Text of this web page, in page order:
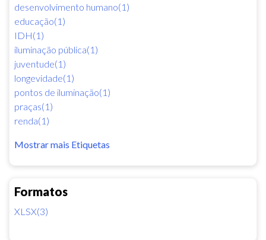
desenvolvimento humano(1)
educação(1)
IDH(1)
iluminação pública(1)
juventude(1)
longevidade(1)
pontos de iluminação(1)
praças(1)
renda(1)
Mostrar mais Etiquetas
Formatos
XLSX(3)